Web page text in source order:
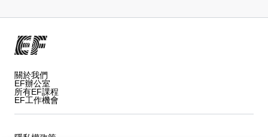
關於我們
EF辦公室
所有EF課程
EF工作機會